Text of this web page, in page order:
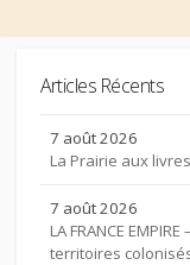
Articles Récents
7 août 2026
La Prairie aux
7 août 2026
LA FRANCE
territoires